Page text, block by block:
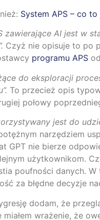
System APS – co
zawierające AI jest w
Czyż nie opisuje to po
programu APS
do eksploracji
To przecież opis
połowy
jest do
narzędziem
GPT nie bierze
użytkownikom.
poufności danych.
za błędne decyzje
dodam, że
wrażenie, że